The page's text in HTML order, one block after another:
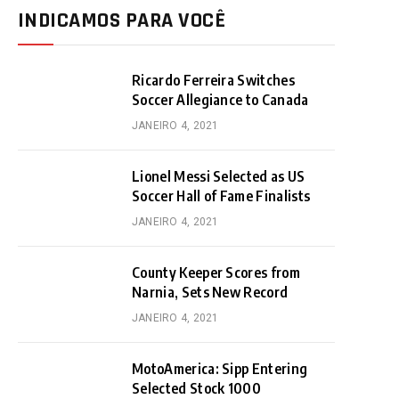
INDICAMOS PARA VOCÊ
Ricardo Ferreira Switches
Soccer Allegiance to Canada
JANEIRO 4, 2021
Lionel Messi Selected as US
Soccer Hall of Fame Finalists
JANEIRO 4, 2021
County Keeper Scores from
Narnia, Sets New Record
JANEIRO 4, 2021
MotoAmerica: Sipp Entering
Selected Stock 1000